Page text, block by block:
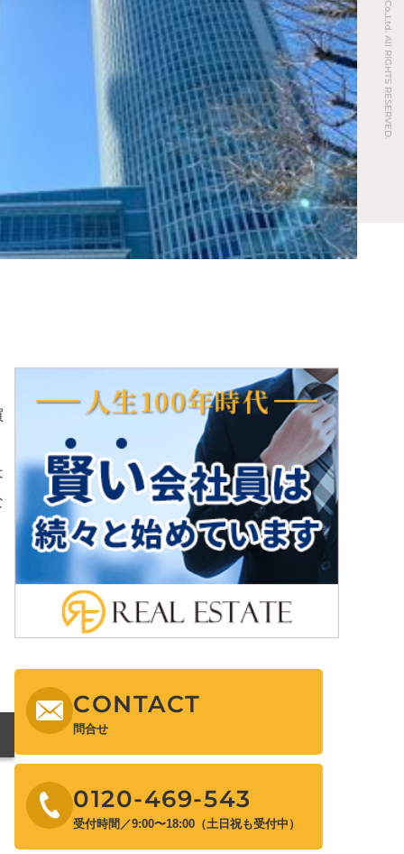
CONTACT
問合せ
0120-469-543
受付時間／9:00〜18:00（土日祝も受付中）